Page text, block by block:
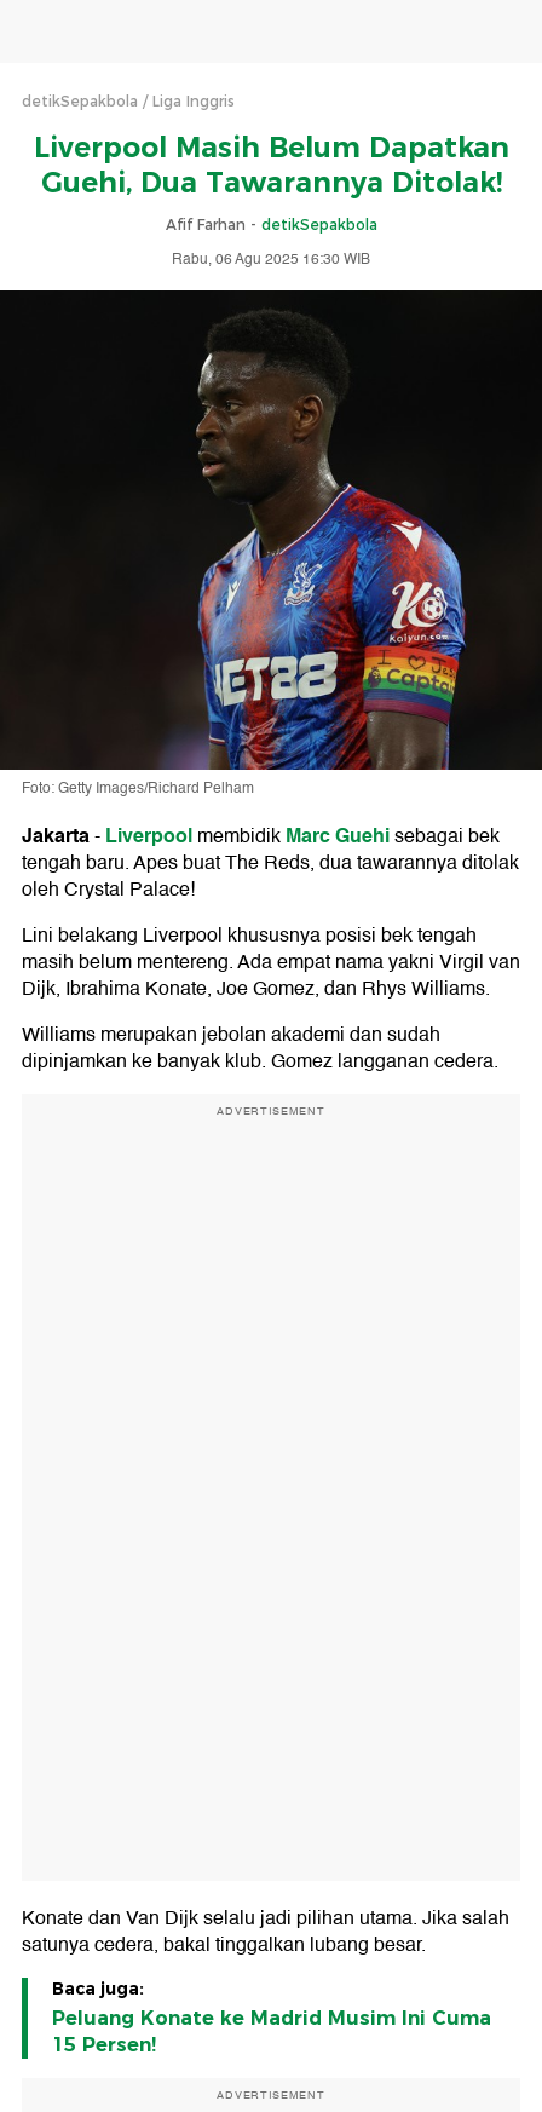
detikSepakbola Liga Inggris
Liverpool Masih Belum Dapatkan
Guehi, Dua Tawarannya Ditolak!
Afif Farhan - detikSepakbola
Rabu, 06 Agu 2025 16:30 WIB
Foto: Getty Images/Richard Pelham
Jakarta-LiverpoolmembidikMarc Guehisebagai bek
tengah baru. Apes buat The Reds, dua tawarannya ditolak
oleh Crystal Palace!
Lini belakang Liverpool khususnya posisi bek tengah
masih belum mentereng. Ada empat nama yakni Virgil van
Dijk, Ibrahima Konate, Joe Gomez, dan Rhys Williams.
Williams merupakan jebolan akademi dan sudah
dipinjamkan ke banyak klub. Gomez langganan cedera.
ADVERTISEMENT
Konate dan Van Dijk selalu jadi pilihan utama. Jika salah
satunya cedera, bakal tinggalkan lubang besar.
Baca juga:
Peluang Konate ke Madrid Musim Ini Cuma
15 Persen!
ADVERTISEMENT